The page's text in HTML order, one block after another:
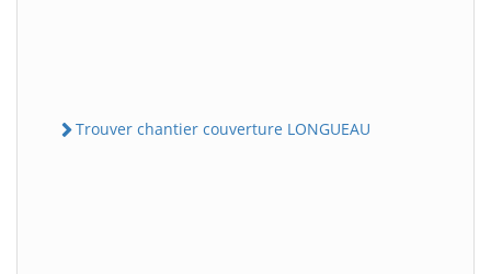
Trouver chantier couverture LONGUEAU